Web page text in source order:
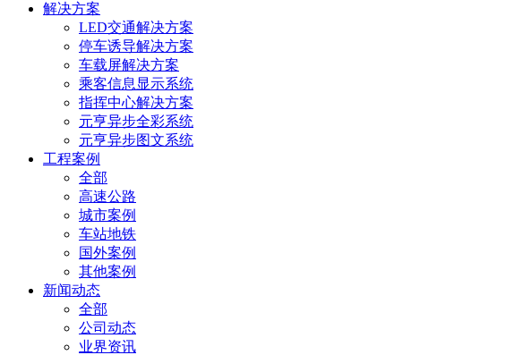
解决方案
LED交通解决方案
停车诱导解决方案
车载屏解决方案
乘客信息显示系统
指挥中心解决方案
元亨异步全彩系统
元亨异步图文系统
工程案例
全部
高速公路
城市案例
车站地铁
国外案例
其他案例
新闻动态
全部
公司动态
业界资讯